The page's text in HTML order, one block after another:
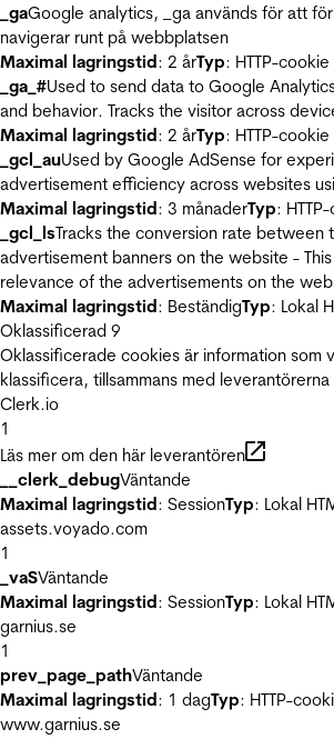
_gaGoogle analytics, _ga används för att
navigerar runt på webbplatsen
Maximal lagringstid: 2 årTyp: HTTP-cookie
_ga_#Used to send data to Google
and behavior. Tracks the visitor across
Maximal lagringstid: 2 årTyp: HTTP-cookie
_gcl_auUsed by Google AdSense for
advertisement efficiency across websites
Maximal lagringstid: 3 månaderTyp:
_gcl_lsTracks the conversion rate between
advertisement banners on the website -
relevance of the advertisements on the
Maximal lagringstid: BeständigTyp: Lokal
Oklassificerad 9
Oklassificerade cookies är information som
klassificera, tillsammans med
Clerk.io
1
Läs mer om den här leverantören
__clerk_debugVäntande
Maximal lagringstid: SessionTyp: Lokal
assets.voyado.com
1
_vaSVäntande
Maximal lagringstid: SessionTyp: Lokal
garnius.se
1
prev_page_pathVäntande
Maximal lagringstid: 1 dagTyp: HTTP-
www.garnius.se